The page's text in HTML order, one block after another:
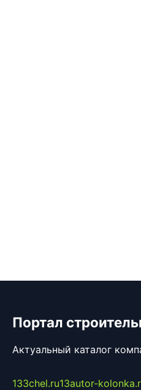
Портал
Актуальный каталог
133chel.ru13autor-